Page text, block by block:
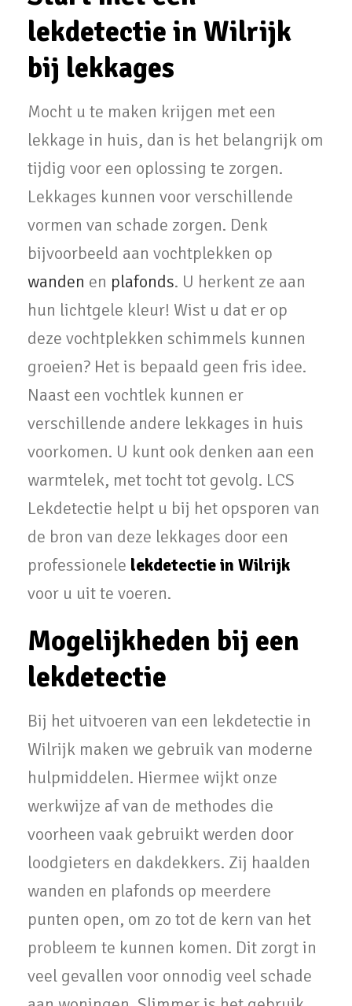
lekdetectie in Wilrijk
bij lekkages
Mocht u te maken krijgen met een
lekkage in huis, dan is het belangrijk om
tijdig voor een oplossing te zorgen.
Lekkages kunnen voor verschillende
vormen van schade zorgen. Denk
bijvoorbeeld aan vochtplekken op
wanden en plafonds. U herkent ze aan
hun lichtgele kleur! Wist u dat er op
deze vochtplekken schimmels kunnen
groeien? Het is bepaald geen fris idee.
Naast een vochtlek kunnen er
verschillende andere lekkages in huis
voorkomen. U kunt ook denken aan een
warmtelek, met tocht tot gevolg. LCS
Lekdetectie helpt u bij het opsporen van
de bron van deze lekkages door een
professionele lekdetectie in Wilrijk
voor u uit te voeren.
Mogelijkheden bij een
lekdetectie
Bij het uitvoeren van een lekdetectie in
Wilrijk maken we gebruik van moderne
hulpmiddelen. Hiermee wijkt onze
werkwijze af van de methodes die
voorheen vaak gebruikt werden door
loodgieters en dakdekkers. Zij haalden
wanden en plafonds op meerdere
punten open, om zo tot de kern van het
probleem te kunnen komen. Dit zorgt in
veel gevallen voor onnodig veel schade